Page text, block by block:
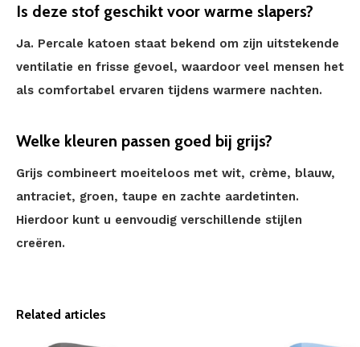
Is deze stof geschikt voor warme slapers?
Ja. Percale katoen staat bekend om zijn uitstekende
ventilatie en frisse gevoel, waardoor veel mensen het
als comfortabel ervaren tijdens warmere nachten.
Welke kleuren passen goed bij grijs?
Grijs combineert moeiteloos met wit, crème, blauw,
antraciet, groen, taupe en zachte aardetinten.
Hierdoor kunt u eenvoudig verschillende stijlen
creëren.
Related articles